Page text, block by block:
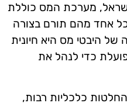
מערכת המס כוללת
כל אחד מהם תורם בצורה
היבטי מס היא חיונית
כדי לנהל את
כלכליות רבות,